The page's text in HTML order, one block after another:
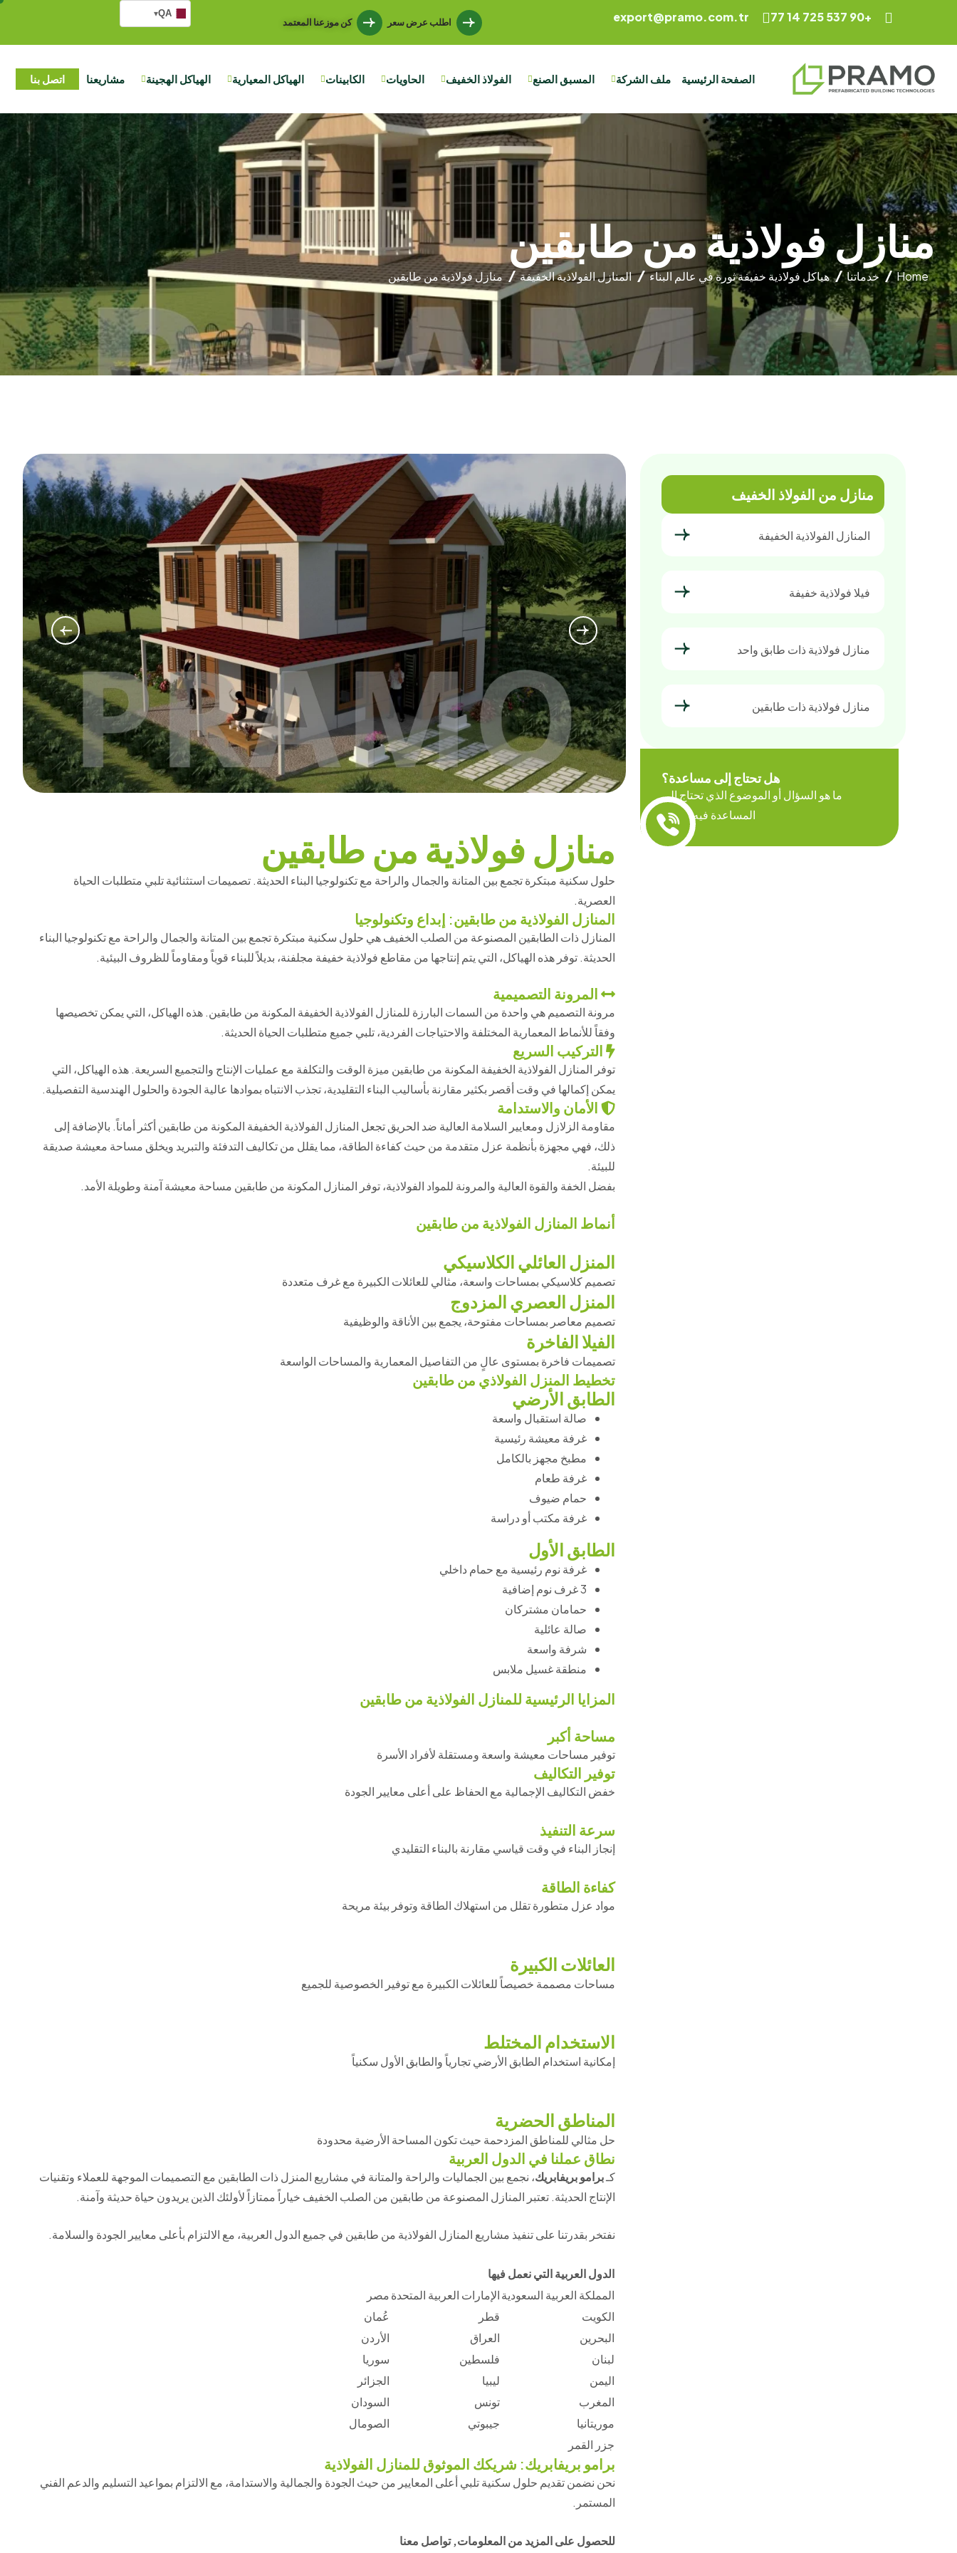
+90 537 725 14 77
export@pramo.com.tr اطلب عرض سعر كن موزعنا المعتمد
QA
▾
الصفحة الرئيسية ملف الشركة المسبق الصنع الفولاذ الخفيف الحاويات الكابينات الهياكل المعيارية الهياكل الهجينة مشاريعنا اتصل بنا
منازل فولاذية من طابقين
Home خدماتنا هياكل فولاذية خفيفة ثورة في عالم البناء المنازل الفولاذية الخفيفة منازل فولاذية من طابقين
منازل من الفولاذ الخفيف
المنازل الفولاذية الخفيفة
فيلا فولاذية خفيفة
منازل فولاذية ذات طابق واحد
منازل فولاذية ذات طابقين
هل تحتاج إلى مساعدة؟
ما هو السؤال أو الموضوع الذي تحتاج إلى
المساعدة فيه اليوم؟
منازل فولاذية من طابقين
حلول سكنية مبتكرة تجمع بين المتانة والجمال والراحة مع تكنولوجيا البناء الحديثة. تصميمات استثنائية تلبي متطلبات الحياة
العصرية.
المنازل الفولاذية من طابقين: إبداع وتكنولوجيا
المنازل ذات الطابقين المصنوعة من الصلب الخفيف هي حلول سكنية مبتكرة تجمع بين المتانة والجمال والراحة مع تكنولوجيا البناء
الحديثة. توفر هذه الهياكل، التي يتم إنتاجها من مقاطع فولاذية خفيفة مجلفنة، بديلاً للبناء قوياً ومقاوماً للظروف البيئية.
المرونة التصميمية
مرونة التصميم هي واحدة من السمات البارزة للمنازل الفولاذية الخفيفة المكونة من طابقين. هذه الهياكل، التي يمكن تخصيصها
وفقاً للأنماط المعمارية المختلفة والاحتياجات الفردية، تلبي جميع متطلبات الحياة الحديثة.
التركيب السريع
توفر المنازل الفولاذية الخفيفة المكونة من طابقين ميزة الوقت والتكلفة مع عمليات الإنتاج والتجميع السريعة. هذه الهياكل، التي
يمكن إكمالها في وقت أقصر بكثير مقارنة بأساليب البناء التقليدية، تجذب الانتباه بموادها عالية الجودة والحلول الهندسية التفصيلية.
الأمان والاستدامة
مقاومة الزلازل ومعايير السلامة العالية ضد الحريق تجعل المنازل الفولاذية الخفيفة المكونة من طابقين أكثر أماناً. بالإضافة إلى
ذلك، فهي مجهزة بأنظمة عزل متقدمة من حيث كفاءة الطاقة، مما يقلل من تكاليف التدفئة والتبريد ويخلق مساحة معيشة صديقة
للبيئة.
بفضل الخفة والقوة العالية والمرونة للمواد الفولاذية، توفر المنازل المكونة من طابقين مساحة معيشة آمنة وطويلة الأمد.
أنماط المنازل الفولاذية من طابقين
المنزل العائلي الكلاسيكي
تصميم كلاسيكي بمساحات واسعة، مثالي للعائلات الكبيرة مع غرف متعددة
المنزل العصري المزدوج
تصميم معاصر بمساحات مفتوحة، يجمع بين الأناقة والوظيفية
الفيلا الفاخرة
تصميمات فاخرة بمستوى عالٍ من التفاصيل المعمارية والمساحات الواسعة
تخطيط المنزل الفولاذي من طابقين
الطابق الأرضي
صالة استقبال واسعة
غرفة معيشة رئيسية
مطبخ مجهز بالكامل
غرفة طعام
حمام ضيوف
غرفة مكتب أو دراسة
الطابق الأول
غرفة نوم رئيسية مع حمام داخلي
3 غرف نوم إضافية
حمامان مشتركان
صالة عائلية
شرفة واسعة
منطقة غسيل ملابس
المزايا الرئيسية للمنازل الفولاذية من طابقين
مساحة أكبر
توفير مساحات معيشة واسعة ومستقلة لأفراد الأسرة
توفير التكاليف
خفض التكاليف الإجمالية مع الحفاظ على أعلى معايير الجودة
سرعة التنفيذ
إنجاز البناء في وقت قياسي مقارنة بالبناء التقليدي
كفاءة الطاقة
مواد عزل متطورة تقلل من استهلاك الطاقة وتوفر بيئة مريحة
العائلات الكبيرة
مساحات مصممة خصيصاً للعائلات الكبيرة مع توفير الخصوصية للجميع
الاستخدام المختلط
إمكانية استخدام الطابق الأرضي تجارياً والطابق الأول سكنياً
المناطق الحضرية
حل مثالي للمناطق المزدحمة حيث تكون المساحة الأرضية محدودة
نطاق عملنا في الدول العربية
كـبرامو بريفابريك، نجمع بين الجماليات والراحة والمتانة في مشاريع المنزل ذات الطابقين مع التصميمات الموجهة للعملاء وتقنيات
الإنتاج الحديثة. تعتبر المنازل المصنوعة من طابقين من الصلب الخفيف خياراً ممتازاً لأولئك الذين يريدون حياة حديثة وآمنة.
نفتخر بقدرتنا على تنفيذ مشاريع المنازل الفولاذية من طابقين في جميع الدول العربية، مع الالتزام بأعلى معايير الجودة والسلامة.
الدول العربية التي نعمل فيها
المملكة العربية السعوديةالإمارات العربية المتحدةمصر
الكويت
قطر
عُمان
البحرين
العراق
الأردن
لبنان
فلسطين
سوريا
اليمن
ليبيا
الجزائر
المغرب
تونس
السودان
موريتانيا
جيبوتي
الصومال
جزر القمر
برامو بريفابريك: شريكك الموثوق للمنازل الفولاذية
نحن نضمن تقديم حلول سكنية تلبي أعلى المعايير من حيث الجودة والجمالية والاستدامة، مع الالتزام بمواعيد التسليم والدعم الفني
المستمر.
للحصول على المزيد من المعلومات, تواصل معنا